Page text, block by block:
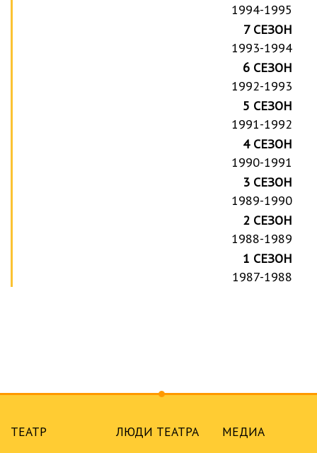
1994-1995
7 СЕЗОН
1993-1994
6 СЕЗОН
1992-1993
5 СЕЗОН
1991-1992
4 СЕЗОН
1990-1991
3 СЕЗОН
1989-1990
2 СЕЗОН
1988-1989
1 СЕЗОН
1987-1988
ТЕАТР ЛЮДИ ТЕАТРА МЕДИА